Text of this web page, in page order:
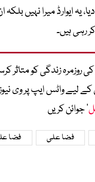
یہ ایوارڈ میرا نہیں بلکہ
رہی ہیں۔
روزمرہ زندگی کو متاثر
لیے واٹس ایپ پر وی نیوز
‘ جوائن کریں
فضا علی فضا